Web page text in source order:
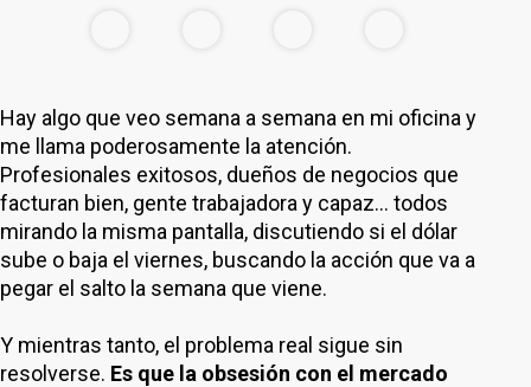
Hay algo que veo semana a semana en mi oficina y
me llama poderosamente la atención.
Profesionales exitosos, dueños de negocios que
facturan bien, gente trabajadora y capaz… todos
mirando la misma pantalla, discutiendo si el dólar
sube o baja el viernes, buscando la acción que va a
pegar el salto la semana que viene.
Y mientras tanto, el problema real sigue sin
resolverse. Es que la obsesión con el mercado